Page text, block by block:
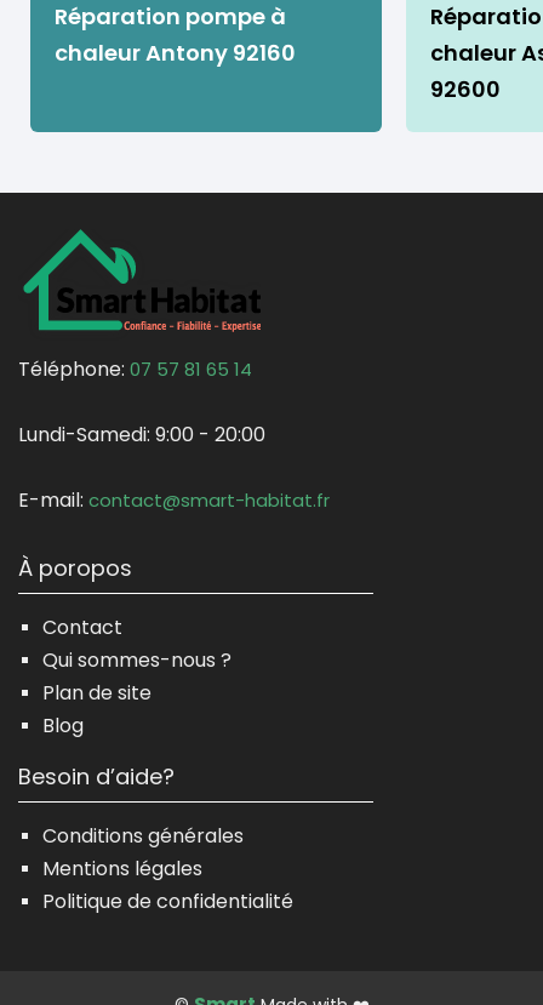
Réparation pompe à
chaleur Antony 92160
chaleur
92600
Téléphone: 07 57 81 65 14
Lundi-Samedi: 9:00 - 20:00
E-mail: contact@smart-habitat.fr
À poropos
Contact
Qui sommes-nous ?
Plan de site
Blog
Besoin d’aide?
Conditions générales
Mentions légales
Politique de confidentialité